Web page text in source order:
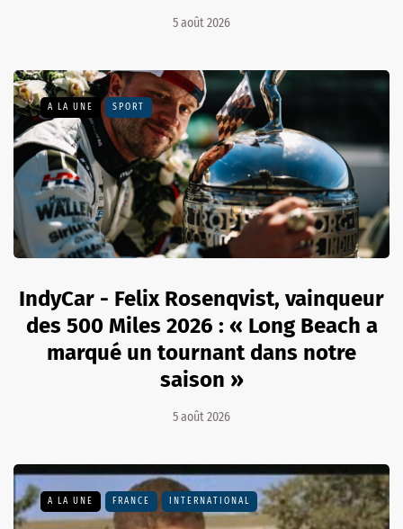
5 août 2026
A LA UNE SPORT
IndyCar - Felix Rosenqvist, vainqueur
des 500 Miles 2026 : « Long Beach a
marqué un tournant dans notre
saison »
5 août 2026
A LA UNE FRANCE INTERNATIONAL